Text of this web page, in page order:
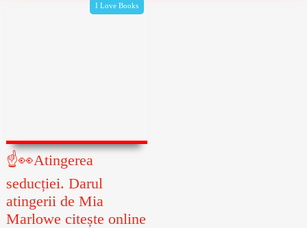
I Love Books
☝👀Atingerea
seducției. Darul
atingerii de Mia
Marlowe citește online